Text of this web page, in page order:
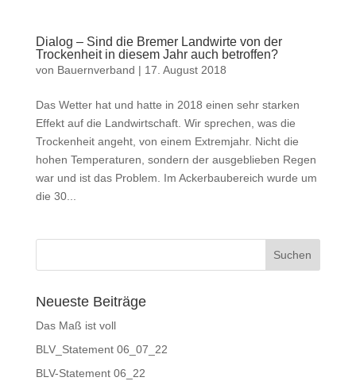
Dialog – Sind die Bremer Landwirte von der
Trockenheit in diesem Jahr auch betroffen?
von Bauernverband | 17. August 2018
Das Wetter hat und hatte in 2018 einen sehr starken
Effekt auf die Landwirtschaft. Wir sprechen, was die
Trockenheit angeht, von einem Extremjahr. Nicht die
hohen Temperaturen, sondern der ausgeblieben Regen
war und ist das Problem. Im Ackerbaubereich wurde um
die 30...
Neueste Beiträge
Das Maß ist voll
BLV_Statement 06_07_22
BLV-Statement 06_22